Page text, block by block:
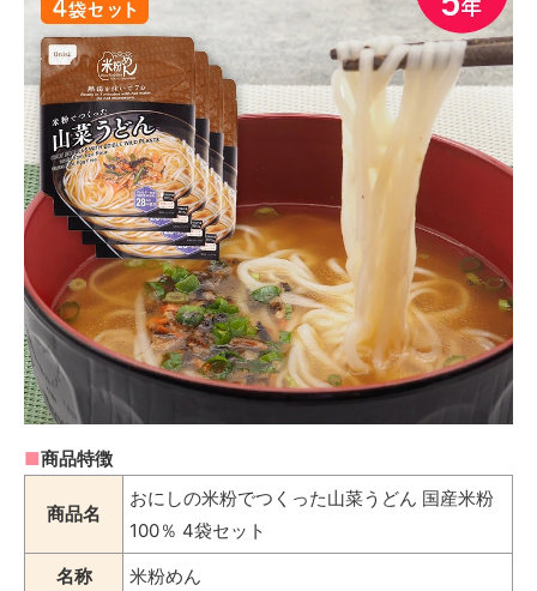
■商品特徴
商品名
おにしの米粉でつくった山菜うどん 国産米粉
100％ 4袋セット
名称
米粉めん